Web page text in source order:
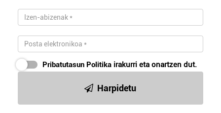
Pribatutasun Politika irakurri eta onartzen dut.
Harpidetu